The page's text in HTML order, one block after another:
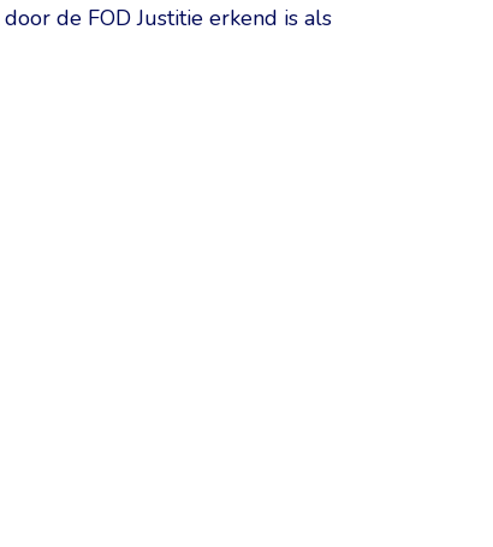
de FOD Justitie erkend is als